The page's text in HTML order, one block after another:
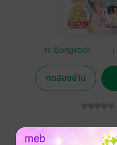
Bongkoch
ทดลองอ่าน